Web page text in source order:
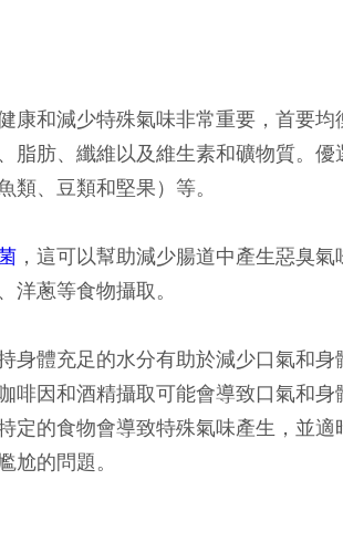
康和減少特殊氣味非常重要，首要均
脂肪、纖維以及維生素和礦物質。優
、豆類和堅果）等。
，這可以幫助減少腸道中產生惡臭氣
蔥等食物攝取。
身體充足的水分有助於減少口氣和身
啡因和酒精攝取可能會導致口氣和身
的食物會導致特殊氣味產生，並適
的問題。